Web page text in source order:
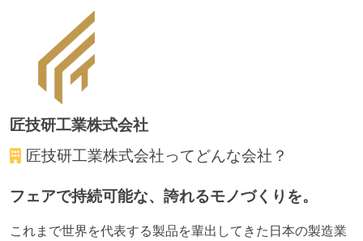
匠技研工業株式会社
匠技研工業株式会社ってどんな会社？
フェアで持続可能な、誇れるモノづくりを。
これまで世界を代表する製品を輩出してきた日本の製造業